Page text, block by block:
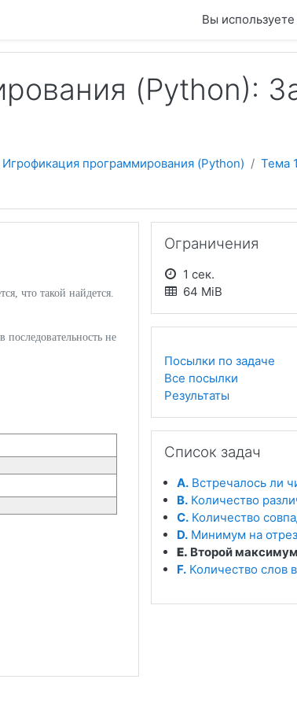
Вы
(Python):
Игрофикация программирования (Python)
Тема
что такой найдется.
не
Ограничения
1 сек.
64 MiB
Посылки по задаче
Все посылки
Результаты
Список задач
A. Встречалось ли
B. Количество
C. Количество
D. Минимум на
E. Второй максимум
F. Количество слов